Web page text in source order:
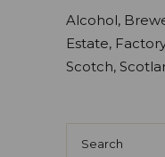
Alcohol
Estate
Scotch
Search
for: